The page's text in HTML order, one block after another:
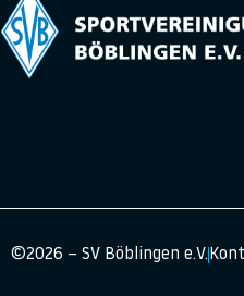
©2026 – SV Böblingen e.V.